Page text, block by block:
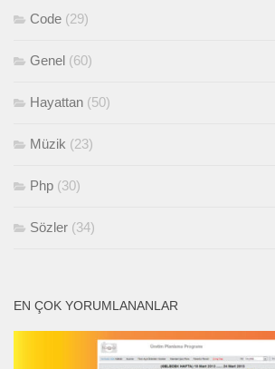
Code (29)
Genel (60)
Hayattan (50)
Müzik (23)
Php (30)
Sözler (34)
EN ÇOK YORUMLANANLAR